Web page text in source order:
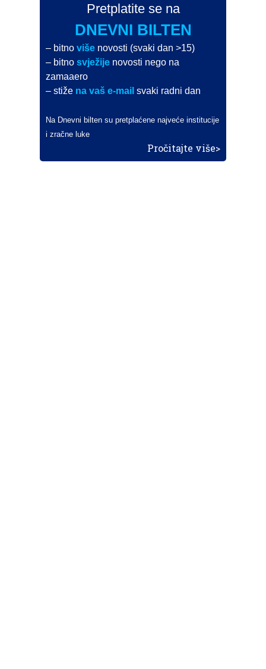
Pretplatite se na
DNEVNI BILTEN
– bitnoviše novosti (svaki dan >15)
– bitnosvježije novosti nego na
zamaaero
– stiže na vaš e-mail svaki radni dan
Na Dnevni bilten su pretplaćene najveće institucije
i zračne luke
Pročitajte više>